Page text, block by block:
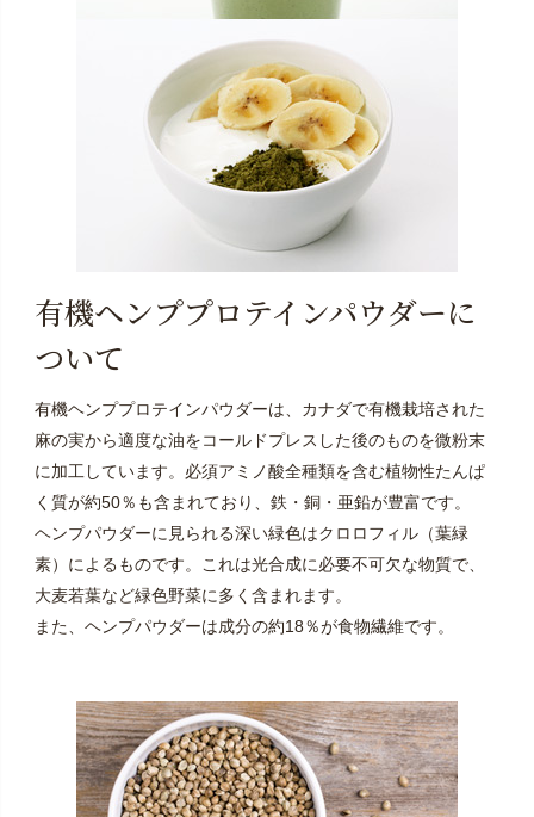
有機ヘンププロテインパウダーに
ついて
有機ヘンププロテインパウダーは、カナダで有機栽培された
麻の実から適度な油をコールドプレスした後のものを微粉末
に加工しています。必須アミノ酸全種類を含む植物性たんぱ
く質が約50％も含まれており、鉄・銅・亜鉛が豊富です。
ヘンプパウダーに見られる深い緑色はクロロフィル（葉緑
素）によるものです。これは光合成に必要不可欠な物質で、
大麦若葉など緑色野菜に多く含まれます。
また、ヘンプパウダーは成分の約18％が食物繊維です。